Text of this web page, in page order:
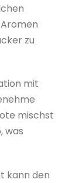
zu
mit
mischst
was
kann den